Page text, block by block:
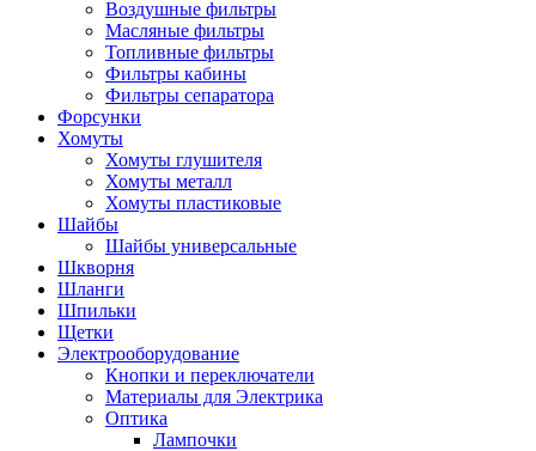
Воздушные фильтры
Масляные фильтры
Топливные фильтры
Фильтры кабины
Фильтры сепаратора
Форсунки
Хомуты
Хомуты глушителя
Хомуты металл
Хомуты пластиковые
Шайбы
Шайбы универсальные
Шкворня
Шланги
Шпильки
Щетки
Электрооборудование
Кнопки и переключатели
Материалы для Электрика
Оптика
Лампочки